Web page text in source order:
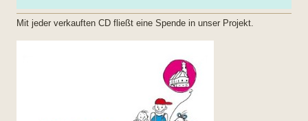
Mit jeder verkauften CD fließt eine Spende in unser Projekt.